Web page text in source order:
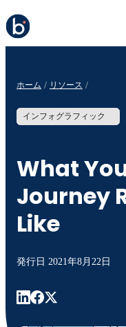
ホーム リソース
インフォグラフィック
What
Journey
Like
発行日 2021年8月22日